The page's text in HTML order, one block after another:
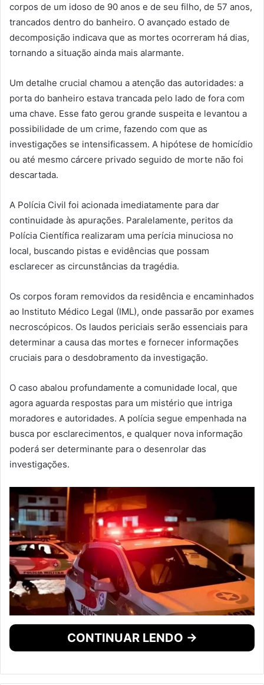
corpos de um idoso de 90 anos e de seu filho, de 57 anos,
trancados dentro do banheiro. O avançado estado de
decomposição indicava que as mortes ocorreram há dias,
tornando a situação ainda mais alarmante.
Um detalhe crucial chamou a atenção das autoridades: a
porta do banheiro estava trancada pelo lado de fora com
uma chave. Esse fato gerou grande suspeita e levantou a
possibilidade de um crime, fazendo com que as
investigações se intensificassem. A hipótese de homicídio
ou até mesmo cárcere privado seguido de morte não foi
descartada.
A Polícia Civil foi acionada imediatamente para dar
continuidade às apurações. Paralelamente, peritos da
Polícia Científica realizaram uma perícia minuciosa no
local, buscando pistas e evidências que possam
esclarecer as circunstâncias da tragédia.
Os corpos foram removidos da residência e encaminhados
ao Instituto Médico Legal (IML), onde passarão por exames
necroscópicos. Os laudos periciais serão essenciais para
determinar a causa das mortes e fornecer informações
cruciais para o desdobramento da investigação.
O caso abalou profundamente a comunidade local, que
agora aguarda respostas para um mistério que intriga
moradores e autoridades. A polícia segue empenhada na
busca por esclarecimentos, e qualquer nova informação
poderá ser determinante para o desenrolar das
investigações.
CONTINUAR LENDO →